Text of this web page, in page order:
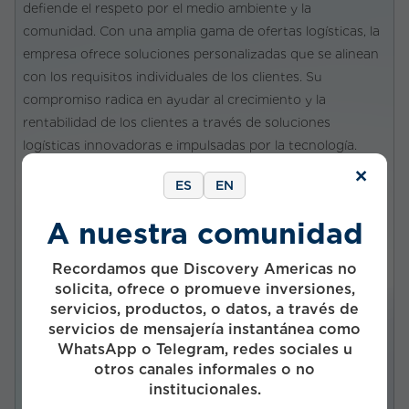
×
ES EN
A nuestra comunidad
Recordamos que Discovery Americas no
solicita, ofrece o promueve inversiones,
servicios, productos, o datos, a través de
servicios de mensajería instantánea como
WhatsApp o Telegram, redes sociales u
otros canales informales o no
institucionales.
defiende el respeto por el medio ambiente y la
comunidad. Con una amplia gama de ofertas logísticas, la
empresa ofrece soluciones personalizadas que se alinean
con los requisitos individuales de los clientes. Su
compromiso radica en ayudar al crecimiento y la
rentabilidad de los clientes a través de soluciones
logísticas innovadoras e impulsadas por la tecnología.
Company status
Privada
Investment status